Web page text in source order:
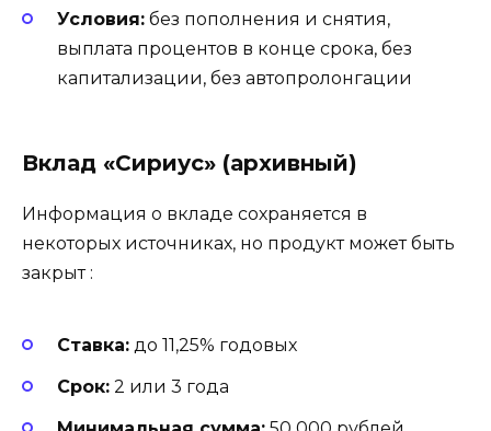
Условия: без пополнения и снятия,
выплата процентов в конце срока, без
капитализации, без автопролонгации
Вклад «Сириус» (архивный)
Информация о вкладе сохраняется в
некоторых источниках, но продукт может быть
закрыт :
Ставка: до 11,25% годовых
Срок: 2 или 3 года